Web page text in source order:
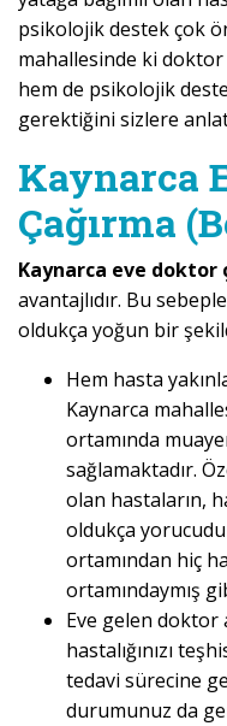
psikolojik destek çok
mahallesinde ki doktor
hem de psikolojik
gerektiğini sizlere
Kaynarca
Çağırma
Kaynarca eve doktor
avantajlıdır. Bu
oldukça yoğun bir
Hem hasta
Kaynarca
ortamında
sağlamaktadır.
olan hastaların,
oldukça
ortamından hiç
ortamındaymış
Eve gelen doktor
hastalığınızı
tedavi sürecine
durumunuz da